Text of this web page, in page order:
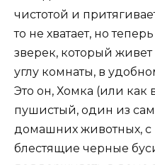
чистотой и
то не хватает, но
зверек, который
углу комнаты, в
Это он, Хомка (или как
пушистый, один из
домашних животных, с
блестящие черные